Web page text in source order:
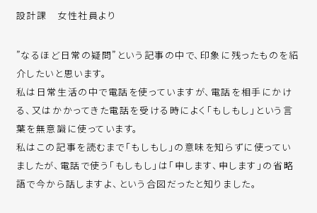
設計課 女性社員より
”なるほど日常の疑問”という記事の中で、印象に残ったものを紹
介したいと思います。
私は日常生活の中で電話を使っていますが、電話を相手にかけ
る、又はかかってきた電話を受ける時によく「もしもし」という言
葉を無意識に使っています。
私はこの記事を読むまで「もしもし」の意味を知らずに使ってい
ましたが、電話で使う「もしもし」は「申します、申します」の省略
語で今から話しますよ、という合図だったと知りました。